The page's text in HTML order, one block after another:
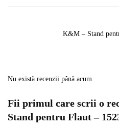
K&M – Stand
Nu există recenzii până acum.
Fii primul care scrii o
Stand pentru Flaut –